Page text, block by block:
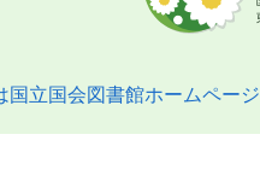
国立国会図書館ホームページ